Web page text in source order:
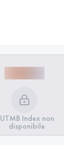
UTMB Index non
disponibile